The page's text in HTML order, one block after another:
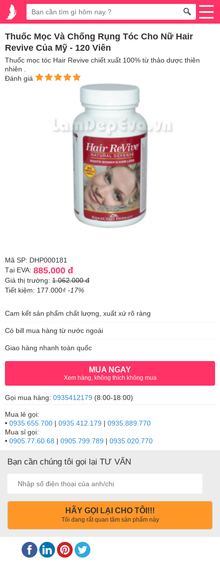
Thuốc Mọc Và Chống Rụng Tóc Cho Nữ Hair
Revive Của Mỹ - 120 Viên
Thuốc mọc tóc Hair Revive chiết xuất 100% từ thảo dược thiên
nhiên .
Đánh giá
Mã SP: DHP000181
Tại EVA: 885.000 đ
Giá thị trường: 1.062.000 đ
Tiết kiệm: 177.000₫ -17%
Cam kết sản phẩm chất lượng, xuất xứ rõ ràng
Có bill mua hàng từ nước ngoài
Giao hàng nhanh toàn quốc
MUA NGAY
Xem hàng, không thích không mua
Gọi mua hàng: 0935412179 (8:00-18:00)
Mua lẻ gọi:
• 0935.655.700 | 0935.412.179 | 0935.889.770
Mua sỉ gọi:
• 0905.77.60.68 | 0905.799.789 | 0935.020.770
Bạn cần chúng tôi gọi lại TƯ VẤN
HÃY GỌI LẠI CHO TÔI!!!
Tôi đang rất quan tâm sản phẩm này